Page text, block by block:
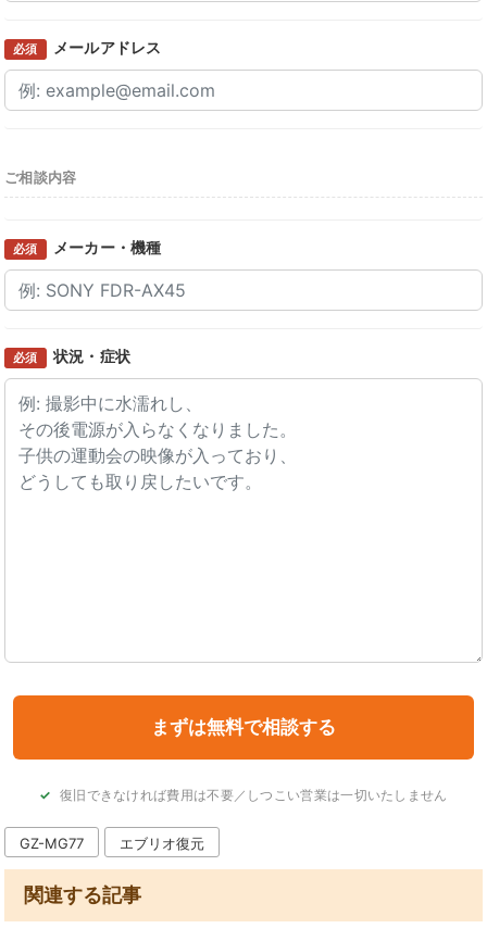
必須 メールアドレス
ご相談内容
必須 メーカー・機種
必須 状況・症状
復旧できなければ費用は不要／しつこい営業は一切いたしません
GZ-MG77 エブリオ復元
関連する記事